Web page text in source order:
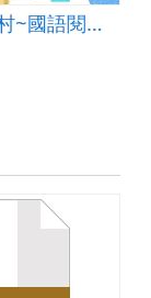
世界地球村~國語閱讀理解測驗與APP的完美結合